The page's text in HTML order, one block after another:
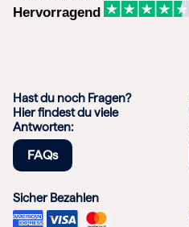
Hervorragend
Hast du noch Fragen?
Hier findest du viele
Antworten:
FAQs
Sicher Bezahlen